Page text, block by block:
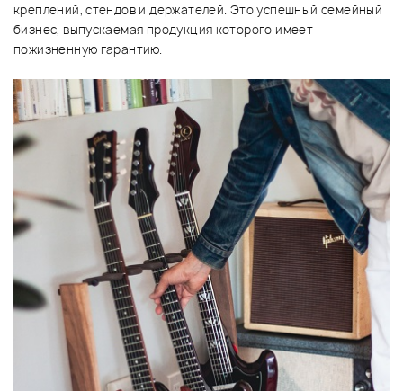
креплений, стендов и держателей. Это успешный семейный
бизнес, выпускаемая продукция которого имеет
пожизненную гарантию.